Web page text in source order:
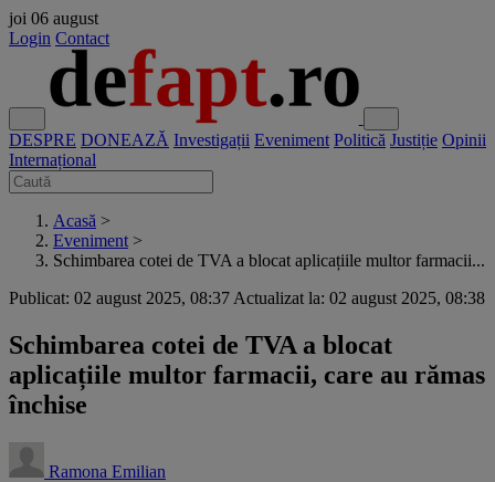
joi 06 august
Login Contact
DESPRE DONEAZĂ Investigații Eveniment Politică Justiție Opinii
Internațional
Acasă >
Eveniment >
Schimbarea cotei de TVA a blocat aplicațiile multor farmacii...
Publicat: 02 august 2025, 08:37 Actualizat la: 02 august 2025, 08:38
Schimbarea cotei de TVA a blocat
aplicațiile multor farmacii, care au rămas
închise
Ramona Emilian